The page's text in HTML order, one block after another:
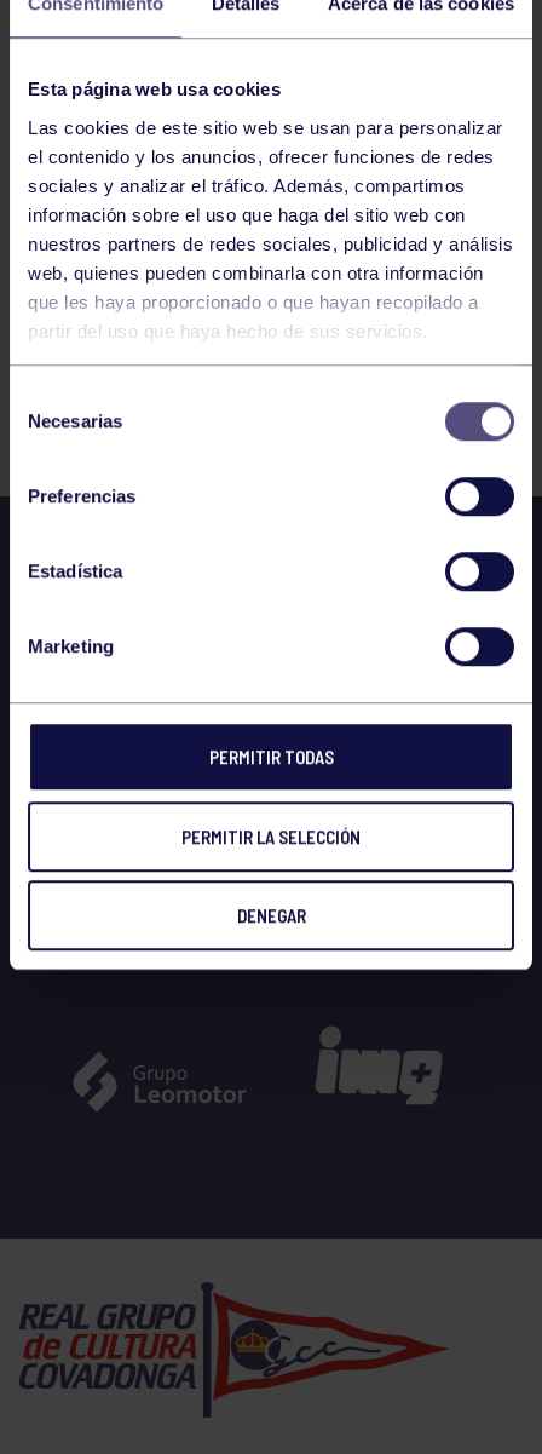
Esta página web usa cookies
Las cookies de este sitio web se usan para personalizar
el contenido y los anuncios, ofrecer funciones de redes
sociales y analizar el tráfico. Además, compartimos
información sobre el uso que haga del sitio web con
nuestros partners de redes sociales, publicidad y análisis
web, quienes pueden combinarla con otra información
que les haya proporcionado o que hayan recopilado a
partir del uso que haya hecho de sus servicios.
Necesarias
Preferencias
Estadística
Marketing
PERMITIR TODAS
PERMITIR LA SELECCIÓN
DENEGAR
16
MARTES
JUNIO 2026
ENGANCHATE AL DEPORTE – ORFEÓN
1 2 3 4 5 6 7
FILTRAR